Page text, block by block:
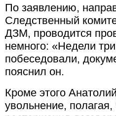
По заявлению,
Следственный
ДЗМ, проводится
немного: «Недели
побеседовали,
пояснил он.
Кроме этого
увольнение,